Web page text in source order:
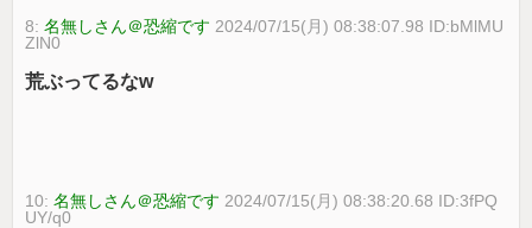
8:名無しさん＠恐縮です 2024/07/15(月) 08:38:07.98 ID:bMlMU
ZlN0
荒ぶってるなw
10:名無しさん＠恐縮です 2024/07/15(月) 08:38:20.68 ID:3fPQ
UY/q0